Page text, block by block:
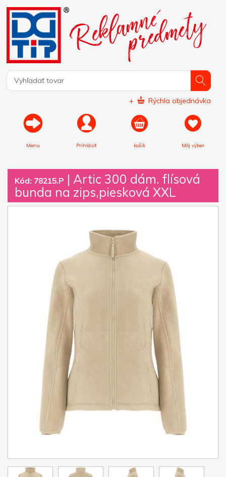
+ Rýchla objednávka
Menu Prihlásiť košík Môj výber
Kód: 78215.P | Artic 300 dám. flísová
bunda na zips,piesková XXL